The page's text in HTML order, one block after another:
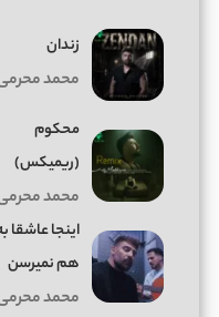
زندان
محمد
محکوم
(ریمیکس)
محمد
اﻳﻨﺠﺎ ﻋﺎﺷﻘﺎ
ﻫﻢ نمیرسن
محمد